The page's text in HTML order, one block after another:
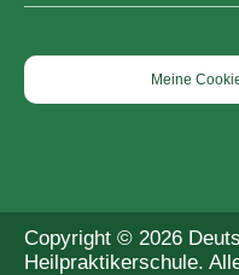
Meine
Copyright © 2026
Heilpraktikerschule.